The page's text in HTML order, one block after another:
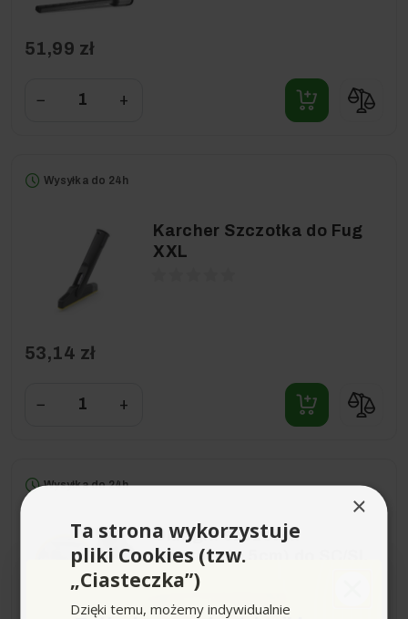
51,99 zł
− +
Wysyłka do 24h
Karcher Szczotka do Fug
XXL
53,14 zł
− +
Wysyłka do 24h
Okrągła szczotka
(szerokość 5cm) do SC/SI,
Karcher
×
Ta strona wykorzystuje
pliki Cookies (tzw.
„Ciasteczka”)
Dzięki temu, możemy indywidualnie